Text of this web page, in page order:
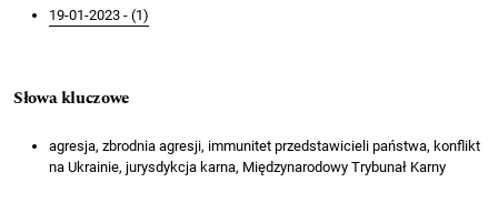
19-01-2023 - (1)
Słowa kluczowe
agresja, zbrodnia agresji, immunitet przedstawicieli państwa, konflikt
na Ukrainie, jurysdykcja karna, Międzynarodowy Trybunał Karny